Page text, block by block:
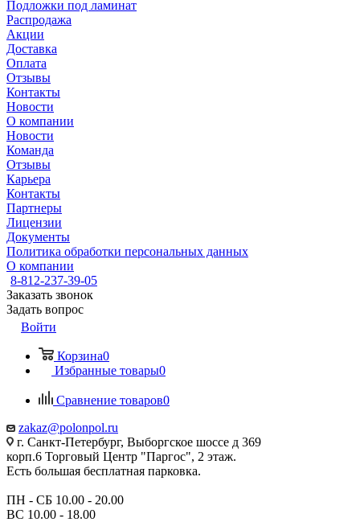
Подложки под ламинат
Распродажа
Акции
Доставка
Оплата
Отзывы
Контакты
Новости
О компании
Новости
Команда
Отзывы
Карьера
Контакты
Партнеры
Лицензии
Документы
Политика обработки персональных данных
О компании
8-812-237-39-05
Заказать звонок
Задать вопрос
Войти
Корзина0
Избранные товары0
Сравнение товаров0
zakaz@polonpol.ru
г. Санкт-Петербург, Выборгское шоссе д 369
корп.6 Торговый Центр "Паргос", 2 этаж.
Есть большая бесплатная парковка.
ПН - СБ 10.00 - 20.00
ВС 10.00 - 18.00